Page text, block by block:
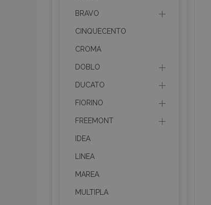
BRAVO
CINQUECENTO
CROMA
DOBLO
DUCATO
FIORINO
FREEMONT
IDEA
LINEA
MAREA
MULTIPLA